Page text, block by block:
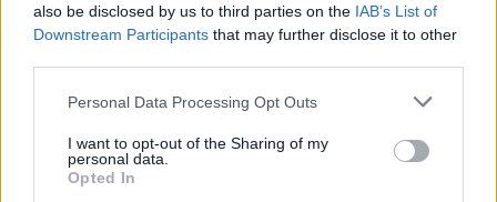
also be disclosed by us to third parties on the IAB’s List of
Downstream Participants that may further disclose it to other
Please note that this website/app uses one or more Google
not limited to your visit or usage behaviour. You may click to
grant or deny consent to Google and its third-party tags to
use your data for below specified purposes in below Google
Personal Data Processing Opt Outs
I want to opt-out of the Sharing of my
personal data.
Opted In
Όπως ανέφερε, τα προβλήματα στελέχωσης δεν
συνδέονται μόνο μεοικονομικά κίνητρα, αλλά
κυρίως με τις συνθήκες εργασίας
, τον αυξημένο
αντιμετωπίζουν οι γιατροί στο Εθνικό Σύστημα
Υγείας.